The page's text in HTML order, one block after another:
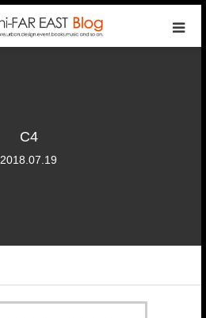
C4
2018.07.19